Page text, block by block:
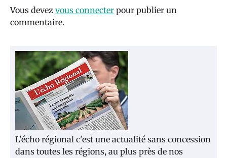
Vous devez vous connecter pour publier un
commentaire.
L'écho régional c'est une actualité sans concession
dans toutes les régions, au plus près de nos